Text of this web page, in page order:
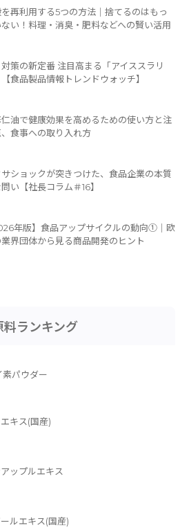
再利用する5つの方法｜捨てるのはもっ
い！料理・消臭・肥料などへの賢い活用
策の新定番 注目高まる「アイススラリ
食品製品情報トレンドウォッチ】
油で健康効果を高めるための使い方と注
食事への取り入れ方
ショックが突きつけた、食品企業の本質
い【社長コラム＃16】
年版】食品アップサイクルの動向①｜欧
界団体から見る商品開発のヒント
料ランキング
パウダー
キス(国産)
ップルエキス
ルエキス(国産)